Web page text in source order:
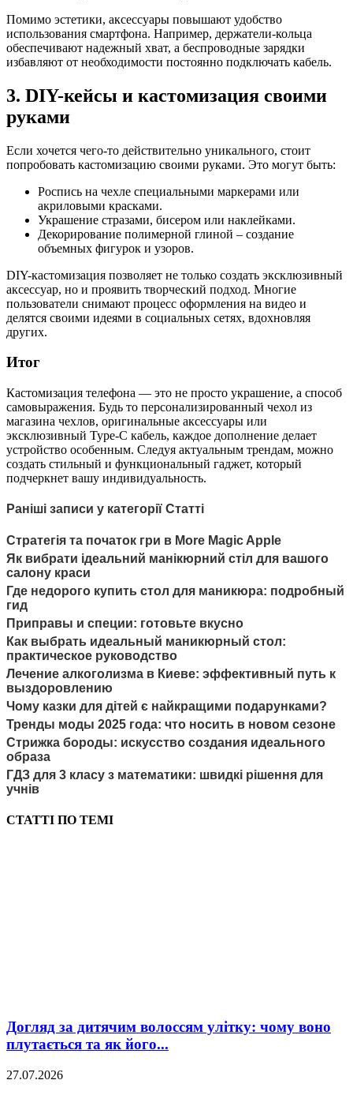
Помимо эстетики, аксессуары повышают удобство
использования смартфона. Например, держатели-кольца
обеспечивают надежный хват, а беспроводные зарядки
избавляют от необходимости постоянно подключать кабель.
3. DIY-кейсы и кастомизация своими
руками
Если хочется чего-то действительно уникального, стоит
попробовать кастомизацию своими руками. Это могут быть:
Роспись на чехле специальными маркерами или
акриловыми красками.
Украшение стразами, бисером или наклейками.
Декорирование полимерной глиной – создание
объемных фигурок и узоров.
DIY-кастомизация позволяет не только создать эксклюзивный
аксессуар, но и проявить творческий подход. Многие
пользователи снимают процесс оформления на видео и
делятся своими идеями в социальных сетях, вдохновляя
других.
Итог
Кастомизация телефона — это не просто украшение, а способ
самовыражения. Будь то персонализированный чехол из
магазина чехлов, оригинальные аксессуары или
эксклюзивный Type-C кабель, каждое дополнение делает
устройство особенным. Следуя актуальным трендам, можно
создать стильный и функциональный гаджет, который
подчеркнет вашу индивидуальность.
Раніші записи у категорії Статті
Стратегія та початок гри в More Magic Apple
Як вибрати ідеальний манікюрний стіл для вашого
салону краси
Где недорого купить стол для маникюра: подробный
гид
Приправы и специи: готовьте вкусно
Как выбрать идеальный маникюрный стол:
практическое руководство
Лечение алкоголизма в Киеве: эффективный путь к
выздоровлению
Чому казки для дітей є найкращими подарунками?
Тренды моды 2025 года: что носить в новом сезоне
Стрижка бороды: искусство создания идеального
образа
ГДЗ для 3 класу з математики: швидкі рішення для
учнів
СТАТТІ ПО ТЕМІ
Догляд за дитячим волоссям улітку: чому воно
плутається та як його...
27.07.2026